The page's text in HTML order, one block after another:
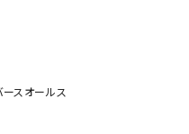
スオールス